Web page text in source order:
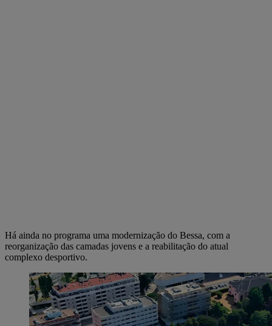
Há ainda no programa uma modernização do Bessa, com a
reorganização das camadas jovens e a reabilitação do atual
complexo desportivo.